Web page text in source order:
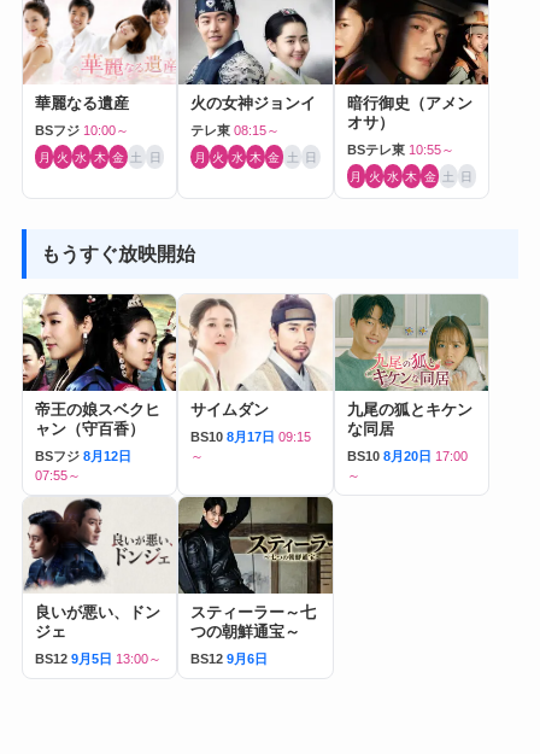
華麗なる遺産
BSフジ 10:00～
月 火 水 木 金 土 日
火の女神ジョンイ
テレ東 08:15～
月 火 水 木 金 土 日
暗行御史（アメン
オサ）
BSテレ東 10:55～
月 火 水 木 金 土 日
もうすぐ放映開始
帝王の娘スベクヒ
ャン（守百香）
BSフジ 8月12日
07:55～
サイムダン
BS10 8月17日 09:15
～
九尾の狐とキケン
な同居
BS10 8月20日 17:00
～
良いが悪い、ドン
ジェ
BS12 9月5日 13:00～
スティーラー～七
つの朝鮮通宝～
BS12 9月6日